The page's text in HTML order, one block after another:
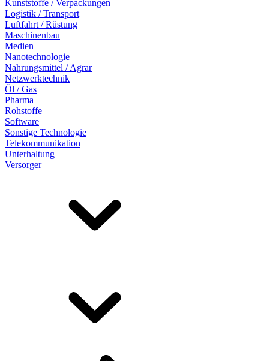
Kunststoffe / Verpackungen
Logistik / Transport
Luftfahrt / Rüstung
Maschinenbau
Medien
Nanotechnologie
Nahrungsmittel / Agrar
Netzwerktechnik
Öl / Gas
Pharma
Rohstoffe
Software
Sonstige Technologie
Telekommunikation
Unterhaltung
Versorger